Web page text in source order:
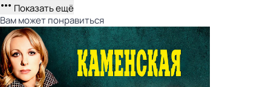
Показать ещё
Вам может понравиться